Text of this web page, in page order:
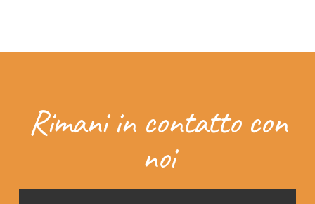
Rimani in contatto con
noi